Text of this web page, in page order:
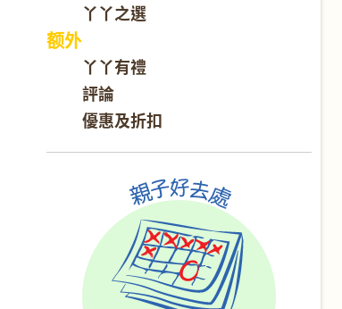
丫丫之選
额外
丫丫有禮
評論
優惠及折扣